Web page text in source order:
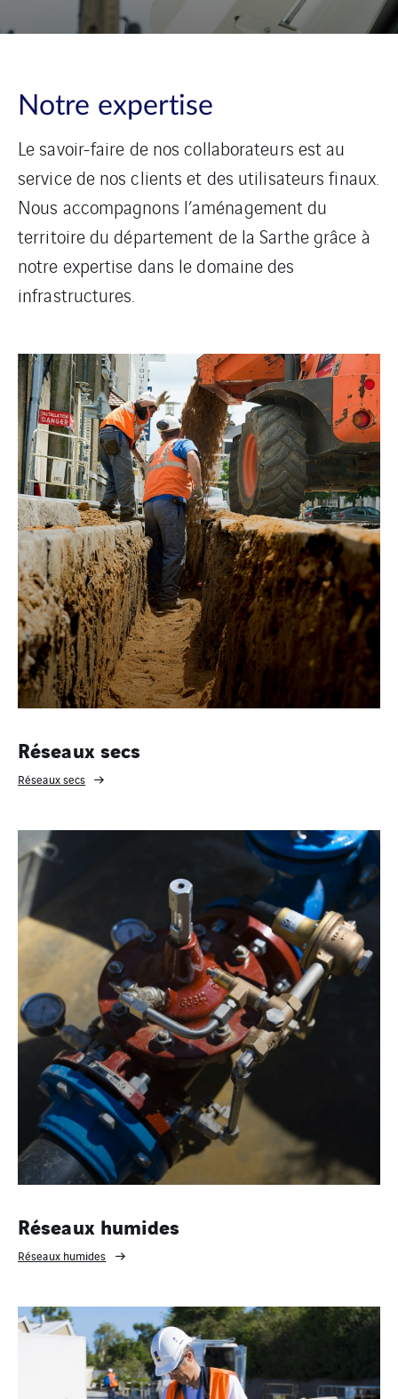
Le savoir-faire de nos collaborateurs est au
service de nos clients et des utilisateurs finaux.
Nous accompagnons l’aménagement du
territoire du département de la Sarthe grâce à
notre expertise dans le domaine des
infrastructures.
Réseaux secs
Réseaux humides